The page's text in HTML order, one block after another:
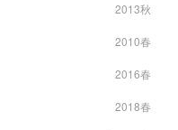
2013秋
2010春
2016春
2018春